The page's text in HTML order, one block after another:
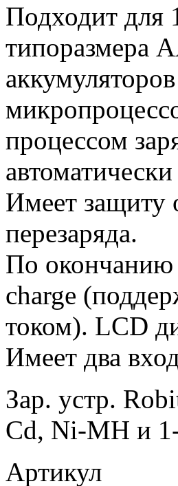
Подходит для
типоразмера
процессом
автоматически
Имеет защиту
перезаряда.
По окончанию
charge
током). LCD
Имеет два
Зар. устр.
Cd, Ni-MH и
Артикул